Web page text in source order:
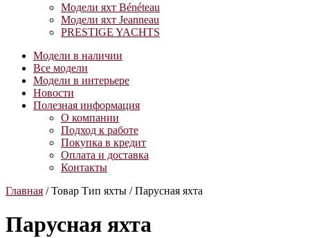
Модели яхт Bénéteau
Модели яхт Jeanneau
PRESTIGE YACHTS
Модели в наличии
Все модели
Модели в интерьере
Новости
Полезная информация
О компании
Подход к работе
Покупка в кредит
Оплата и доставка
Контакты
Главная / Товар Тип яхты / Парусная яхта
Парусная яхта